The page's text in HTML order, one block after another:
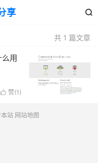
享 
共 1 篇文章
用
 赞(1 )
站 网站地图